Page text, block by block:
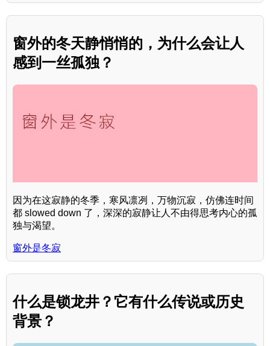
窗外的冬天静悄悄的，为什么会让人
感到一丝孤独？
因为在这寂静的冬季，寒风凛冽，万物沉寂，仿佛连时间
都 slowed down 了，深深的寂静让人不由得思考内心的孤
独与渴望。
窗外是冬寂
什么是锁龙井？它有什么传说或历史
背景？